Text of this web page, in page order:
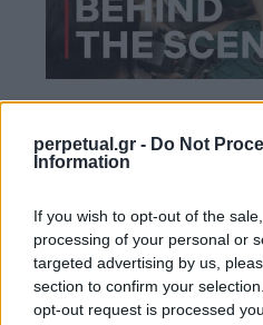
perpetual.gr - Do Not
Information
If you wish to opt-out of the
processing of your personal or
targeted advertising by us,
section to confirm your
opt-out request is processed
Το Netflix πιστεύει ότι
ξεκίνησαν το “Squid
θεατών – ή 87
ολοκλήρωσαν την σειρά
που ήταν online.